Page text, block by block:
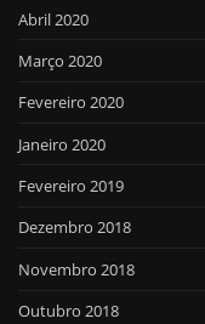
Abril 2020
Março 2020
Fevereiro 2020
Janeiro 2020
Fevereiro 2019
Dezembro 2018
Novembro 2018
Outubro 2018